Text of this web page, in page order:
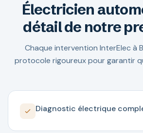
Électricien
détail de notre
Chaque intervention InterElec à
protocole rigoureux pour garantir
Diagnostic électrique